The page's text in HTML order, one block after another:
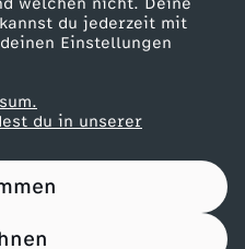
welchen nicht. Deine
du jederzeit mit
Einstellungen
du in unserer